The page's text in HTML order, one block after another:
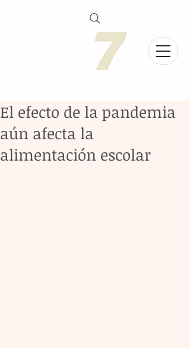
El efecto de la pandemia
aún afecta la
alimentación escolar